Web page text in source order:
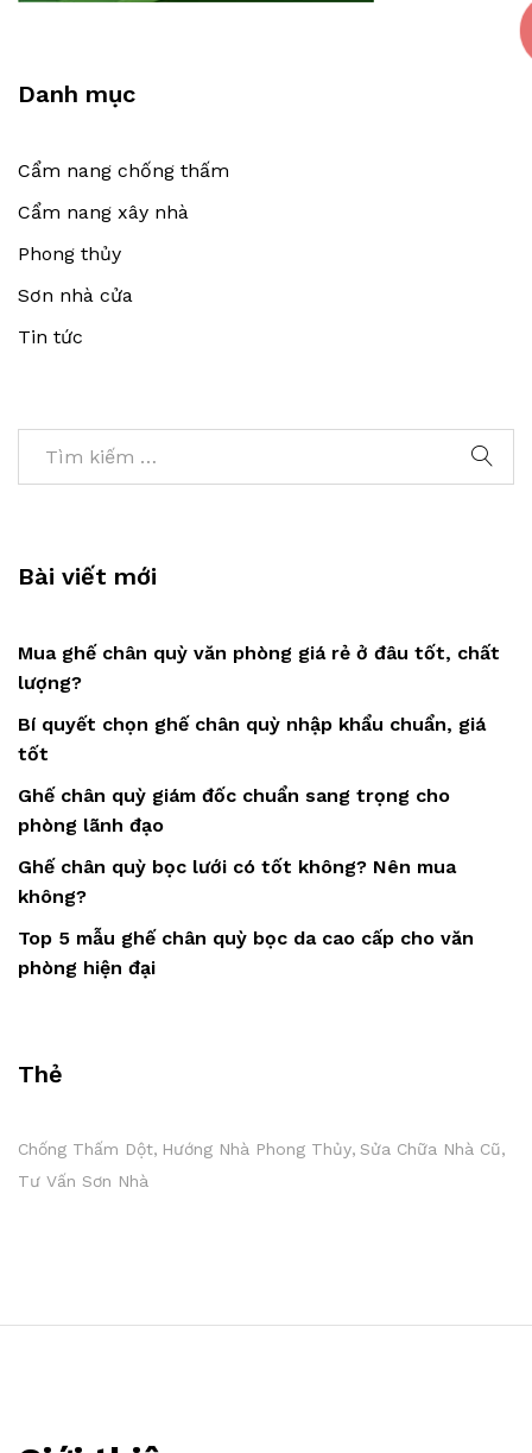
Danh mục
Cẩm nang chống thấm
Cẩm nang xây nhà
Phong thủy
Sơn nhà cửa
Tin tức
Bài viết mới
Mua ghế chân quỳ văn phòng giá rẻ ở đâu tốt, chất
lượng?
Bí quyết chọn ghế chân quỳ nhập khẩu chuẩn, giá
tốt
Ghế chân quỳ giám đốc chuẩn sang trọng cho
phòng lãnh đạo
Ghế chân quỳ bọc lưới có tốt không? Nên mua
không?
Top 5 mẫu ghế chân quỳ bọc da cao cấp cho văn
phòng hiện đại
Thẻ
Chống Thấm Dột Hướng Nhà Phong Thủy Sửa Chữa Nhà Cũ
Tư Vấn Sơn Nhà